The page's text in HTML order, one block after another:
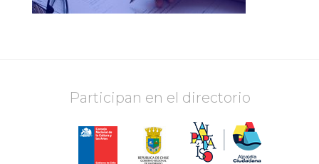
Participan en el directorio